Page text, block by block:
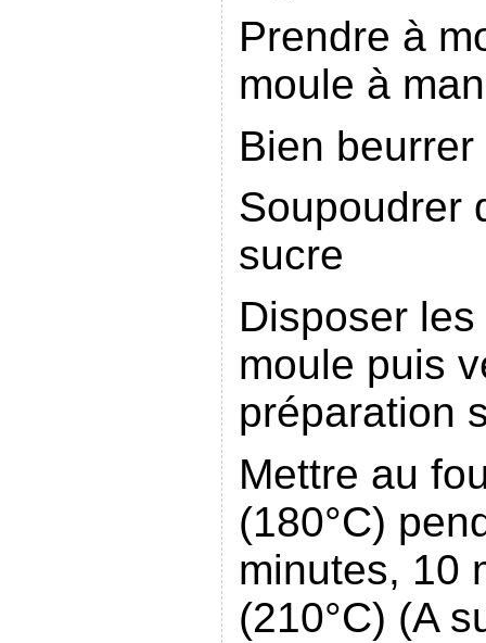
Prendre à
moule à
Bien
Soupoudrer
sucre
Disposer
moule puis
préparation
Mettre au
(180°C)
minutes, 10
(210°C) (A